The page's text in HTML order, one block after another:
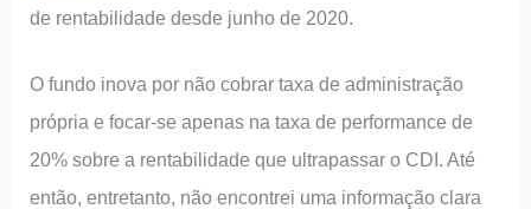
de rentabilidade desde junho de 2020.
O fundo inova por não cobrar taxa de administração
própria e focar-se apenas na taxa de performance de
20% sobre a rentabilidade que ultrapassar o CDI. Até
então, entretanto, não encontrei uma informação clara